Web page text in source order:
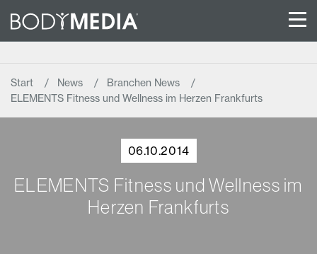
Start News
Branchen News
ELEMENTS Fitness und Wellness im Herzen Frankfurts
06.10.2014
ELEMENTS Fitness und Wellness im
Herzen Frankfurts